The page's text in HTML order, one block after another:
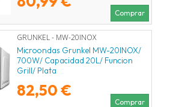
Comprar
GRUNKEL - MW-20INOX
Microondas Grunkel MW-20INOX/
700W/ Capacidad 20L/ Funcion
Grill/ Plata
82,50 €
Comprar